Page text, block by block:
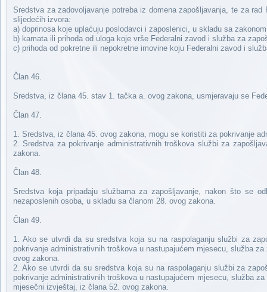
Sredstva za zadovoljavanje potreba iz domena zapošljavanja, te za
slijedećih izvora:
a) doprinosa koje uplaćuju poslodavci i zaposlenici, u skladu sa
b) kamata ili prihoda od uloga koje vrše Federalni zavod i služba za
c) prihoda od pokretne ili nepokretne imovine koju Federalni zavod i
Član 46.
Sredstva, iz člana 45. stav 1. tačka a. ovog zakona, usmjeravaju se
Član 47.
1. Sredstva, iz člana 45. ovog zakona, mogu se koristiti za pokrivanje
2. Sredstva za pokrivanje administrativnih troškova službi za
zakona.
Član 48.
Sredstva koja pripadaju službama za zapošljavanje, nakon što se
nezaposlenih osoba, u skladu sa članom 28. ovog zakona.
Član 49.
1. Ako se utvrdi da su sredstva koja su na raspolaganju službi za
pokrivanje administrativnih troškova u nastupajućem mjesecu, služba
ovog zakona.
2. Ako se utvrdi da su sredstva koja su na raspolaganju službi za
pokrivanje administrativnih troškova u nastupajućem mjesecu, služba
mjesečni izvještaj, iz člana 52. ovog zakona.